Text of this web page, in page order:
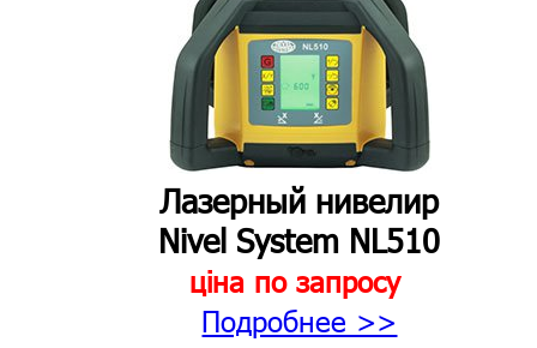
Лазерный нивелир
Nivel System NL510
ціна по запросу
Подробнее >>